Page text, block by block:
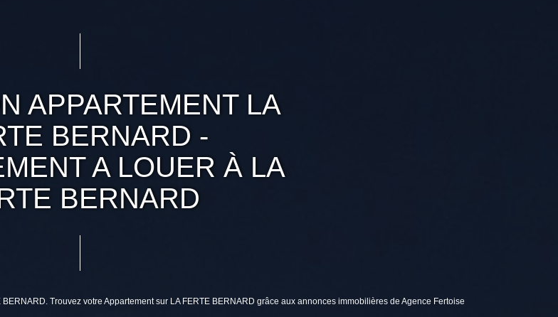
APPARTEMENT LA
BERNARD -
A LOUER À LA
BERNARD
Trouvez votre Appartement sur LA FERTE BERNARD grâce aux annonces immobilières de Agence Fertoise